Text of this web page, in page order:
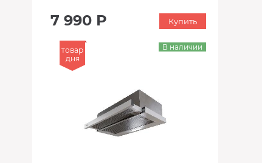
7 990 Р Купить
товар
дня
В наличии